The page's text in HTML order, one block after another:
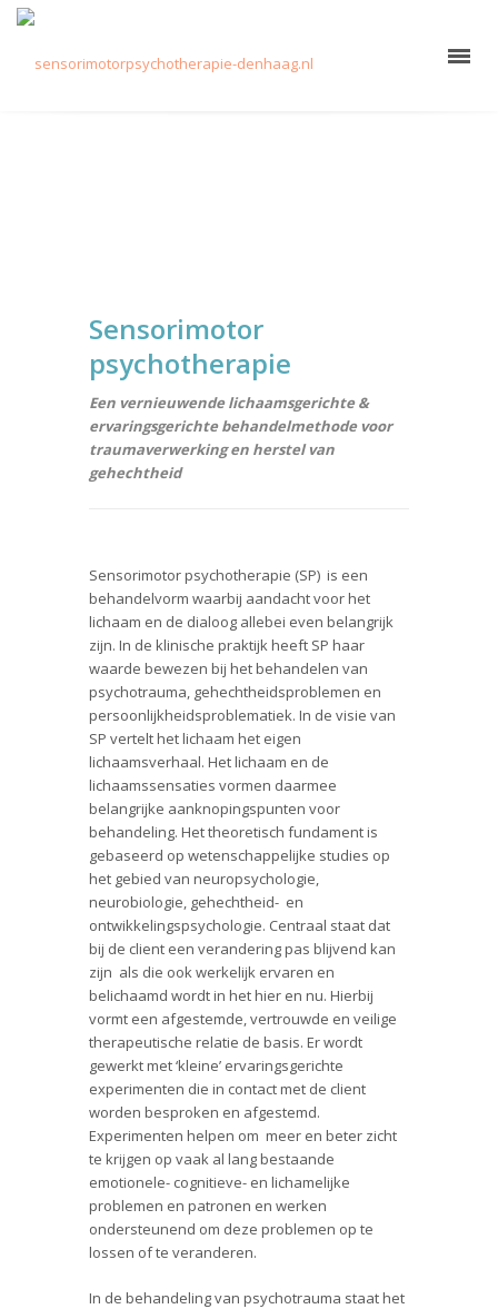
Sensorimotor
psychotherapie
Een vernieuwende lichaamsgerichte &
ervaringsgerichte behandelmethode voor
traumaverwerking en herstel van
gehechtheid
Sensorimotor psychotherapie (SP) is een
behandelvorm waarbij aandacht voor het
lichaam en de dialoog allebei even belangrijk
zijn. In de klinische praktijk heeft SP haar
waarde bewezen bij het behandelen van
psychotrauma, gehechtheidsproblemen en
persoonlijkheidsproblematiek. In de visie van
SP vertelt het lichaam het eigen
lichaamsverhaal. Het lichaam en de
lichaamssensaties vormen daarmee
belangrijke aanknopingspunten voor
behandeling. Het theoretisch fundament is
gebaseerd op wetenschappelijke studies op
het gebied van neuropsychologie,
neurobiologie, gehechtheid- en
ontwikkelingspsychologie. Centraal staat dat
bij de client een verandering pas blijvend kan
zijn als die ook werkelijk ervaren en
belichaamd wordt in het hier en nu. Hierbij
vormt een afgestemde, vertrouwde en veilige
therapeutische relatie de basis. Er wordt
gewerkt met ‘kleine’ ervaringsgerichte
experimenten die in contact met de client
worden besproken en afgestemd.
Experimenten helpen om meer en beter zicht
te krijgen op vaak al lang bestaande
emotionele- cognitieve- en lichamelijke
problemen en patronen en werken
ondersteunend om deze problemen op te
lossen of te veranderen.
In de behandeling van psychotrauma staat het